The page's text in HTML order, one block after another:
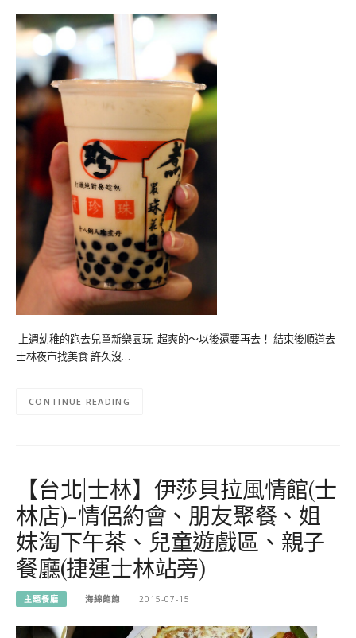
上週幼稚的跑去兒童新樂園玩 超爽的～以後還要再去！ 結束後順道去
士林夜市找美食 許久沒…
CONTINUE READING
【台北|士林】伊莎貝拉風情館(士
林店)-情侶約會、朋友聚餐、姐
妹淘下午茶、兒童遊戲區、親子
餐廳(捷運士林站旁)
主題餐廳 海綿飽飽 2015-07-15